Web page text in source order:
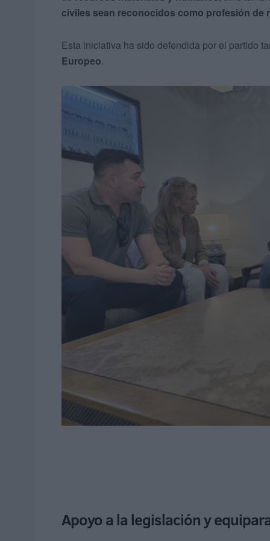
civiles sean reconocidos como profesión de
Esta iniciativa ha sido defendida por el partido
Europeo.
Apoyo a la legislación y